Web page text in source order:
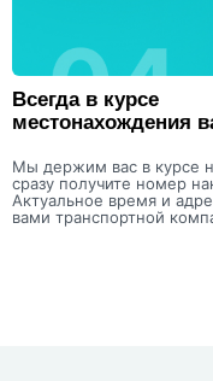
Всегда в курсе
местонахождения
Мы держим вас в курсе
сразу получите номер
Актуальное время и
вами транспортной